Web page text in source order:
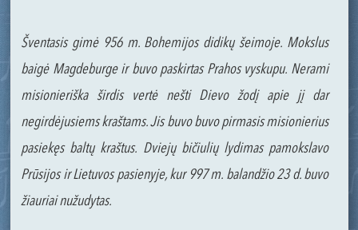
Šventasis gimė 956 m. Bohemijos didikų šeimoje. Mokslus
baigė Magdeburge ir buvo paskirtas Prahos vyskupu. Nerami
misionieriška širdis vertė nešti Dievo žodį apie jį dar
negirdėjusiems kraštams. Jis buvo buvo pirmasis misionierius
pasiekęs baltų kraštus. Dviejų bičiulių lydimas pamokslavo
Prūsijos ir Lietuvos pasienyje, kur 997 m. balandžio 23 d. buvo
žiauriai nužudytas.